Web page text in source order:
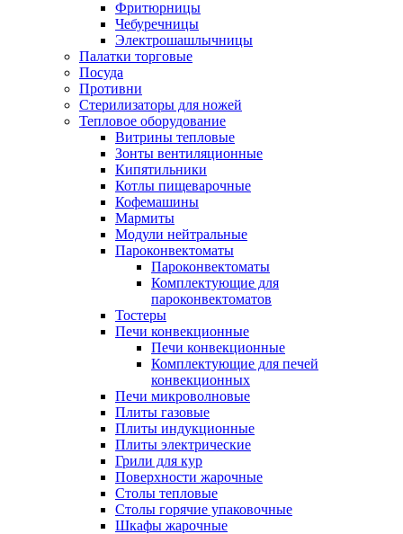
Фритюрницы
Чебуречницы
Электрошашлычницы
Палатки торговые
Посуда
Противни
Стерилизаторы для ножей
Тепловое оборудование
Витрины тепловые
Зонты вентиляционные
Кипятильники
Котлы пищеварочные
Кофемашины
Мармиты
Модули нейтральные
Пароконвектоматы
Пароконвектоматы
Комплектующие для
пароконвектоматов
Тостеры
Печи конвекционные
Печи конвекционные
Комплектующие для печей
конвекционных
Печи микроволновые
Плиты газовые
Плиты индукционные
Плиты электрические
Грили для кур
Поверхности жарочные
Столы тепловые
Столы горячие упаковочные
Шкафы жарочные